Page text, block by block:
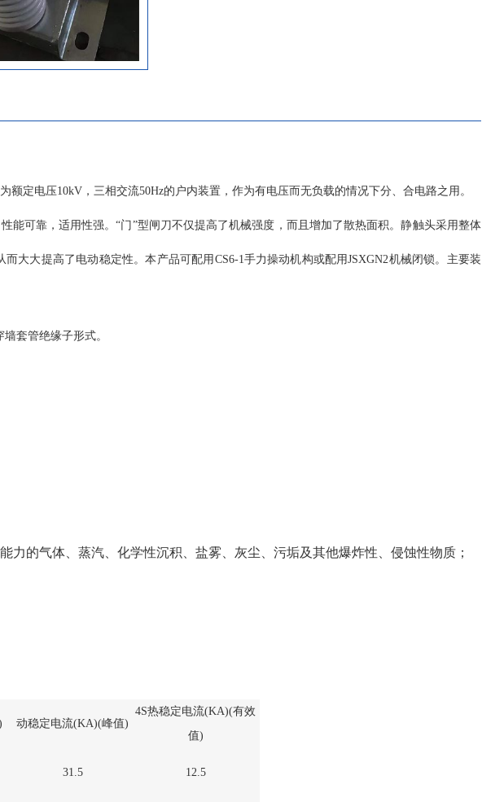
值不超过95%；24h测得的水蒸气压力的平均值不超过
值不超过1.8kPa； d、周围空气没有明显的受到尘埃、烟、烟
雾、腐蚀性和可燃性等侵蚀性物质的场所； e、来自开关设备
额定电压10kV，三相交流50Hz的户内装置，作为有电压而无负载的情况下分、合电路之用。
可靠，适用性强。“门”型闸刀不仅提高了机械强度，而且增加了散热面积。静触头采用整体
大大提高了电动稳定性。本产品可配用CS6-1手力操动机构或配用JSXGN2机械闭锁。主要装
套管绝缘子形式。
力的气体、蒸汽、化学性沉积、盐雾、灰尘、污垢及其他爆炸性、侵蚀性物质；
动稳定电流(KA)(峰值)
4S热稳定电流(KA)(有效
值)
31.5 12.5